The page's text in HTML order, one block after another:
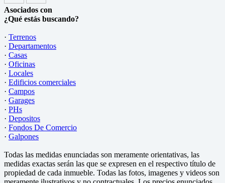
Asociados con
¿Qué estás buscando?
· Terrenos
· Departamentos
· Casas
· Oficinas
· Locales
· Edificios comerciales
· Campos
· Garages
· PHs
· Depositos
· Fondos De Comercio
· Galpones
Todas las medidas enunciadas son meramente orientativas, las
medidas exactas serán las que se expresen en el respectivo título de
propiedad de cada inmueble. Todas las fotos, imagenes y videos son